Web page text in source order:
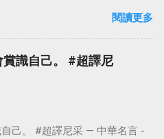
一件沉重的事。#超譯尼采 — 中
May 23, 2023
閱讀更多
識自己。 #超譯尼
己。 #超譯尼采 — 中華名言 -